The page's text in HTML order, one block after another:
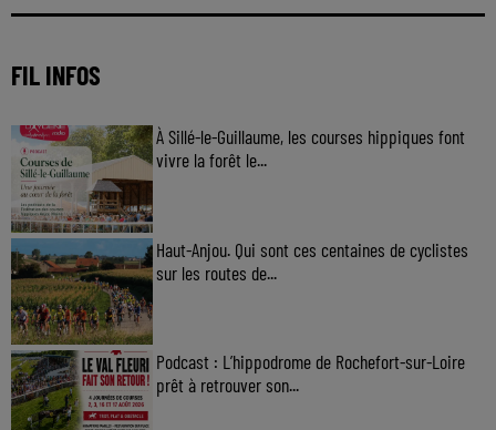
FIL INFOS
À Sillé-le-Guillaume, les courses hippiques font
vivre la forêt le...
Haut-Anjou. Qui sont ces centaines de cyclistes
sur les routes de...
Podcast : L’hippodrome de Rochefort-sur-Loire
prêt à retrouver son...